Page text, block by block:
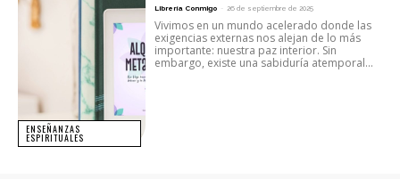
ENSEÑANZAS
ESPIRITUALES
Librería Conmigo - 26 de septiembre de 2025
Vivimos en un mundo acelerado donde las
exigencias externas nos alejan de lo más
importante: nuestra paz interior. Sin
embargo, existe una sabiduría atemporal...